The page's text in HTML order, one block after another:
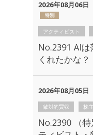
2026年08月06日
アクティビスト
No.2391 AI
くれたかな？
2026年08月05日
敵対的買収 株
No.2390 （